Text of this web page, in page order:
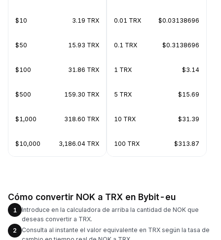
$10 3.19 TRX
$50 15.93 TRX
$100 31.86 TRX
$500 159.30 TRX
$1,000 318.60 TRX
$10,000 3,186.04 TRX
0.01 TRX $0.03138696
0.1 TRX $0.3138696
1 TRX $3.14
5 TRX $15.69
10 TRX $31.39
100 TRX $313.87
Cómo convertir NOK a TRX en Bybit-eu
1
Introduce en la calculadora de arriba la cantidad de NOK que
deseas convertir a TRX.
2
Consulta al instante el valor equivalente en TRX según la tasa de